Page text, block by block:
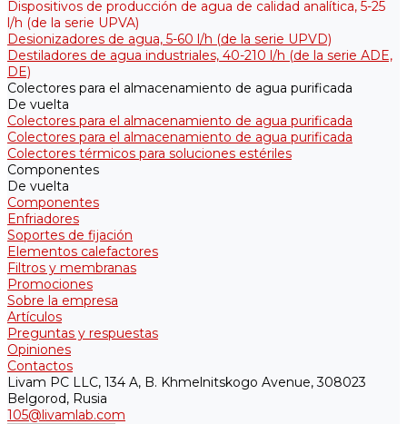
Dispositivos de producción de agua de calidad analítica, 5-25
l/h (de la serie UPVA)
Desionizadores de agua, 5-60 l/h (de la serie UPVD)
Destiladores de agua industriales, 40-210 l/h (de la serie АDE,
DE)
Colectores para el almacenamiento de agua purificada
De vuelta
Colectores para el almacenamiento de agua purificada
Colectores para el almacenamiento de agua purificada
Colectores térmicos para soluciones estériles
Componentes
De vuelta
Componentes
Enfriadores
Soportes de fijación
Elementos calefactores
Filtros y membranas
Promociones
Sobre la empresa
Artículos
Preguntas y respuestas
Opiniones
Contactos
Livam PC LLC, 134 A, B. Khmelnitskogo Avenue, 308023
Belgorod, Rusia
105@livamlab.com